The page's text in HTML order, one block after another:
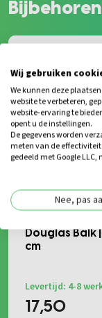
Douglas Balk
cm
Levertijd: 4-8
17,50
Wij gebruiken
We kunnen deze
website te verbeteren,
website-ervaring te
opent u de instellingen.
De gegevens worden
meten van de
gedeeld met Google
Nee, pas